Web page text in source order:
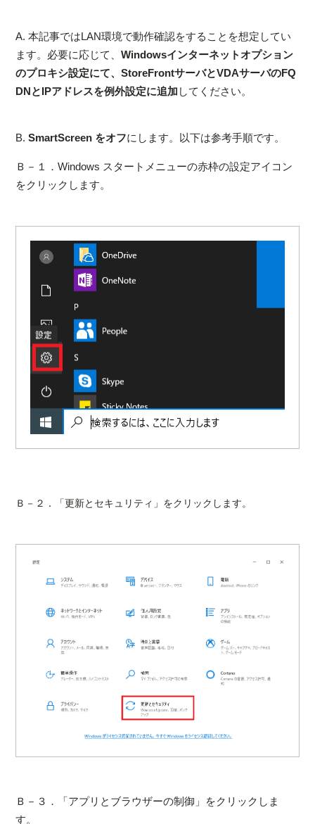
A. 本記事ではLAN環境で動作確認をすることを想定してい
ます。必要に応じて、Windowsインターネットオプション
のプロキシ設定にて、StoreFrontサーバとVDAサーバのFQ
DNとIPアドレスを例外設定に追加 してください。
B.SmartScreen をオフにします。以下は参考手順です。
Ｂ－１．Windows スタートメニューの赤枠の設定アイコン
をクリックします。
Ｂ－２．「更新とセキュリティ」をクリックします。
Ｂ－３．「アプリとブラウザーの制御」をクリックしま
す。